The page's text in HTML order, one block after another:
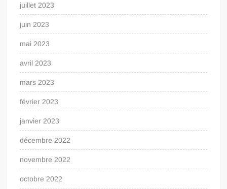
juillet 2023
juin 2023
mai 2023
avril 2023
mars 2023
février 2023
janvier 2023
décembre 2022
novembre 2022
octobre 2022